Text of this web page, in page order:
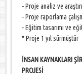
- Proje analiz ve
- Proje raporlama
- Eğitim tasarımı ve
* Proje 1 yıl sürmüştür
İNSAN KAYNAKLARI
PROJESİ